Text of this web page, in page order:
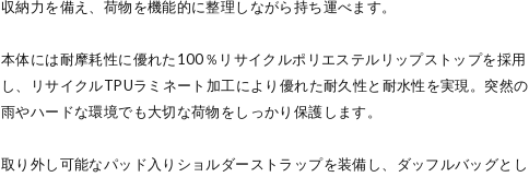
収納力を備え、荷物を機能的に整理しながら持ち運べます。
本体には耐摩耗性に優れた100％リサイクルポリエステルリップストップを採用
し、リサイクルTPUラミネート加工により優れた耐久性と耐水性を実現。突然の
雨やハードな環境でも大切な荷物をしっかり保護します。
取り外し可能なパッド入りショルダーストラップを装備し、ダッフルバッグとし